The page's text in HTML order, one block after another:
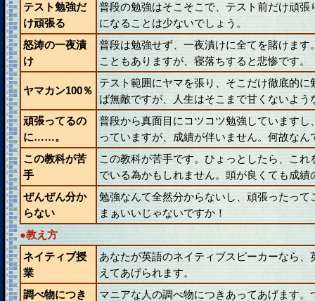
テスト勉強だ
け頑張る
普段の勉強はそこそこで、テスト前だけ頑
になることは少ないでしょう。
怒涛の一夜漬
け
普段は勉強せず、一夜漬けに全てを賭けま
こともありますが、寝落ちすると悲惨です。
ヤマカン100％
テスト範囲にヤマを張り、そこだけ徹底的
ば無敵ですが、人生はそこまで甘くないよう
頑張ってるの
に……。
普段から真面目にコツコツ勉強しています
っていますが、成績が伴いません。何故なん
この教科が苦
手
この教科が苦手です。ひょっとしたら、こ
でいる為かもしれません。頭が良くても成
ぜんぜん分か
らない
勉強なんて全然分からないし、頑張ったっ
まぁいいじゃないですか！
●教え方
ネイティブ授
業
あなたが英語のネイティブスピーカーなら
えてあげられます。
調べ物につき
マニアな人の調べ物につきあってあげます